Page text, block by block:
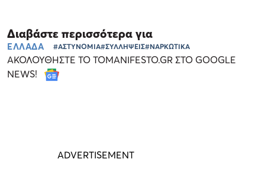
Διαβάστε περισσότερα για
ΕΛΛΑΔΑ #ΑΣΤΥΝΟΜΙΑ#ΣΥΛΛΗΨΕΙΣ#ΝΑΡΚΩΤΙΚΑ
ΑΚΟΛΟΥΘΗΣΤΕ ΤΟ TOMANIFESTO.GR ΣΤΟ GOOGLE
NEWS!